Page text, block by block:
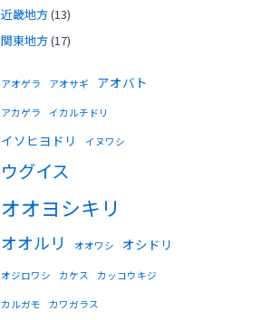
近畿地方(13)
関東地方(17)
アオゲラ アオサギ アオバト
アカゲラ イカルチドリ
イソヒヨドリ イヌワシ
ウグイス
オオヨシキリ
オオルリ オオワシ オシドリ
オジロワシ カケス カッコウキジ
カルガモ カワガラス